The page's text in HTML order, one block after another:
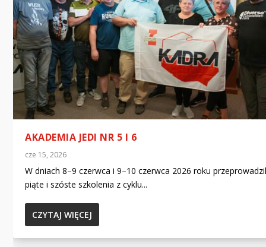
AKADEMIA JEDI NR 5 I 6
cze 15, 2026
W dniach 8–9 czerwca i 9–10 czerwca 2026 roku
piąte i szóste szkolenia z cyklu...
CZYTAJ WIĘCEJ